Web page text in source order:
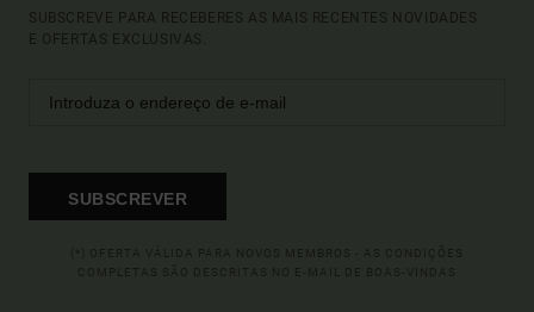
SUBSCREVE PARA RECEBERES AS MAIS RECENTES NOVIDADES
E OFERTAS EXCLUSIVAS.
SUBSCREVER